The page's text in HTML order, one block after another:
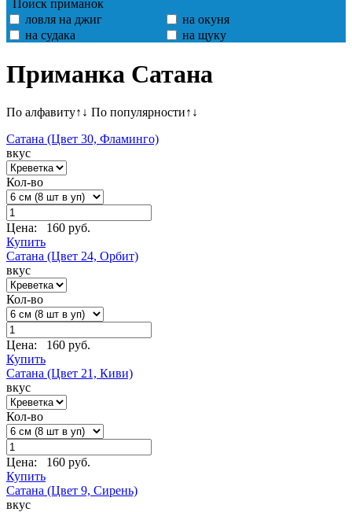
Поиск приманок
ловля на джиг
на окуня
на судака
на щуку
Приманка Сатана
По алфавиту↑ ↓ По популярности↑ ↓
Сатана (Цвет 30, Фламинго)
вкус
Кол-во
Цена:
160 руб.
Купить
Сатана (Цвет 24, Орбит)
вкус
Кол-во
Цена:
160 руб.
Купить
Сатана (Цвет 21, Киви)
вкус
Кол-во
Цена:
160 руб.
Купить
Сатана (Цвет 9, Сирень)
вкус